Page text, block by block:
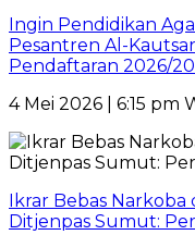
Ingin Pendidikan
Pesantren Al-
Pendaftaran 2026/
4 Mei 2026 | 6:15 pm
Ikrar Bebas Narkoba
Ditjenpas Sumut: